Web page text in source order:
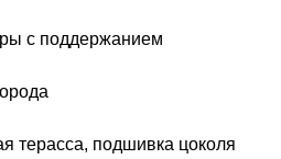
с поддержанием
терасса, подшивка цоколя